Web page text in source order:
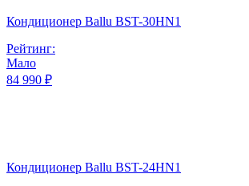
Кондиционер Ballu BST-30HN1
Рейтинг:
Мало
84 990 ₽
Кондиционер Ballu BST-24HN1